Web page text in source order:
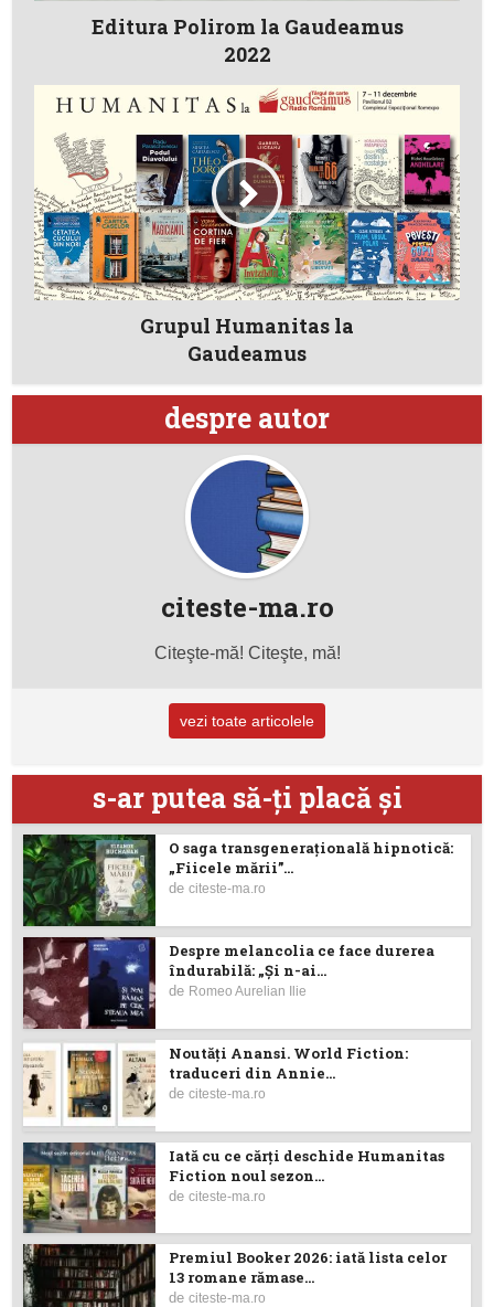
Editura Polirom la Gaudeamus
2022
Grupul Humanitas la
Gaudeamus
despre autor
citeste-ma.ro
Citeşte-mă! Citeşte, mă!
vezi toate articolele
s-ar putea să-ţi placă şi
O saga transgenerațională hipnotică:
„Fiicele mării”...
deciteste-ma.ro
Despre melancolia ce face durerea
îndurabilă: „Și n-ai...
de Romeo Aurelian Ilie
Noutăţi Anansi. World Fiction:
traduceri din Annie...
deciteste-ma.ro
Iată cu ce cărţi deschide Humanitas
Fiction noul sezon...
deciteste-ma.ro
Premiul Booker 2026: iată lista celor
13 romane rămase...
deciteste-ma.ro